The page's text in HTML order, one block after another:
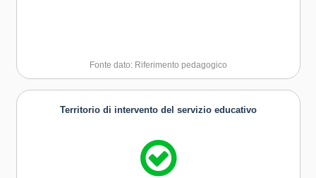
Fonte dato: Riferimento pedagogico
Territorio di intervento del servizio educativo